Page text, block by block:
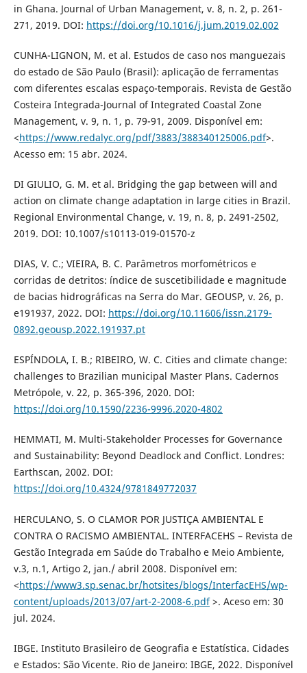
in Ghana. Journal of Urban Management, v. 8, n. 2, p. 261-
271, 2019. DOI: https://doi.org/10.1016/j.jum.2019.02.002
CUNHA-LIGNON, M. et al. Estudos de caso nos manguezais
do estado de São Paulo (Brasil): aplicação de ferramentas
com diferentes escalas espaço-temporais. Revista de Gestão
Costeira Integrada-Journal of Integrated Coastal Zone
Management, v. 9, n. 1, p. 79-91, 2009. Disponível em:
<https://www.redalyc.org/pdf/3883/388340125006.pdf>.
Acesso em: 15 abr. 2024.
DI GIULIO, G. M. et al. Bridging the gap between will and
action on climate change adaptation in large cities in Brazil.
Regional Environmental Change, v. 19, n. 8, p. 2491-2502,
2019. DOI: 10.1007/s10113-019-01570-z
DIAS, V. C.; VIEIRA, B. C. Parâmetros morfométricos e
corridas de detritos: índice de suscetibilidade e magnitude
de bacias hidrográficas na Serra do Mar. GEOUSP, v. 26, p.
e191937, 2022. DOI: https://doi.org/10.11606/issn.2179-
0892.geousp.2022.191937.pt
ESPÍNDOLA, I. B.; RIBEIRO, W. C. Cities and climate change:
challenges to Brazilian municipal Master Plans. Cadernos
Metrópole, v. 22, p. 365-396, 2020. DOI:
https://doi.org/10.1590/2236-9996.2020-4802
HEMMATI, M. Multi-Stakeholder Processes for Governance
and Sustainability: Beyond Deadlock and Conflict. Londres:
Earthscan, 2002. DOI:
https://doi.org/10.4324/9781849772037
HERCULANO, S. O CLAMOR POR JUSTIÇA AMBIENTAL E
CONTRA O RACISMO AMBIENTAL. INTERFACEHS – Revista de
Gestão Integrada em Saúde do Trabalho e Meio Ambiente,
v.3, n.1, Artigo 2, jan./ abril 2008. Disponível em:
<https://www3.sp.senac.br/hotsites/blogs/InterfacEHS/wp-
content/uploads/2013/07/art-2-2008-6.pdf>. Aceso em: 30
jul. 2024.
IBGE. Instituto Brasileiro de Geografia e Estatística. Cidades
e Estados: São Vicente. Rio de Janeiro: IBGE, 2022. Disponível